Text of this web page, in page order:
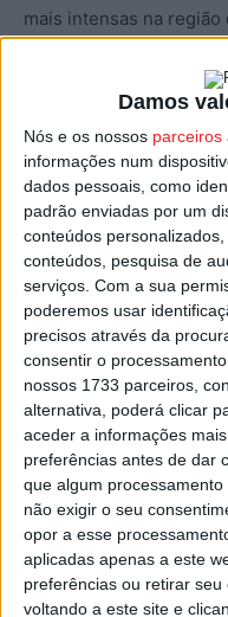
Damos
Nós e os nossos parceiros
informações num
dados pessoais, como
padrão enviadas por um
conteúdos
conteúdos, pesquisa de
serviços. Com a sua
poderemos usar
precisos através da
consentir o
nossos 1733 parceiros,
alternativa, poderá clicar
aceder a informações
preferências antes de dar
que algum
não exigir o seu
opor a esse
aplicadas apenas a este
preferências ou retirar
voltando a este site e
mais intensas na região
Trovoadas habituais
de granizo há
de vento intenso.
Quinta e sexta a
chuva, em especial
A partir de sábado o
de sol e tempo quente,
acima dos 30 graus de
Esta e outras notícias
FM ou em
www.968.fm
TAGS Aviso Amarelo